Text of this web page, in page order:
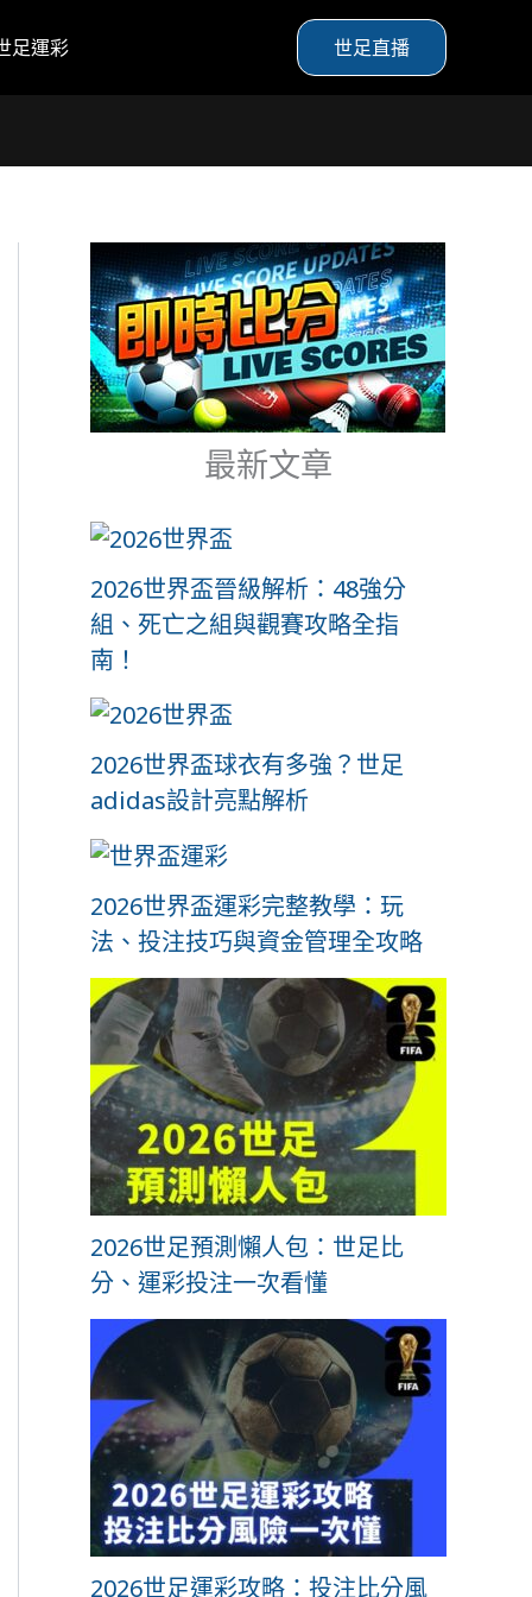
足運彩 世足直播
最新文章
2026世界盃晉級解析：48強分
組、死亡之組與觀賽攻略全指
南！
2026世界盃球衣有多強？世足
adidas設計亮點解析
2026世界盃運彩完整教學：玩
法、投注技巧與資金管理全攻略
2026世足預測懶人包：世足比
分、運彩投注一次看懂
2026世足運彩攻略：投注比分風